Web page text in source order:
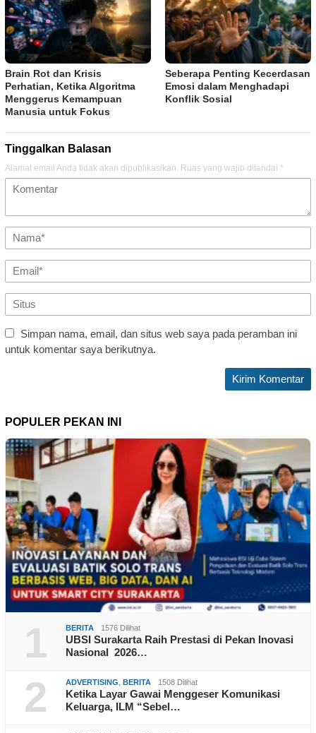
Brain Rot dan Krisis
Perhatian, Ketika Algoritma
Menggerus Kemampuan
Manusia untuk Fokus
Seberapa Penting Kecerdasan
Emosi dalam Menghadapi
Konflik Sosial
Tinggalkan Balasan
Alamat email Anda tidak akan dipublikasikan. Ruas yang wajib ditandai *
Simpan nama, email, dan situs web saya pada peramban ini
untuk komentar saya berikutnya.
POPULER PEKAN INI
1 BERITA 1576 Dilihat
UBSI Surakarta Raih Prestasi di Pekan Inovasi
Nasional 2026…
2 ADVERTISING BERITA 1508 Dilihat
Ketika Layar Gawai Menggeser Komunikasi
Keluarga, ILM “Sebel…